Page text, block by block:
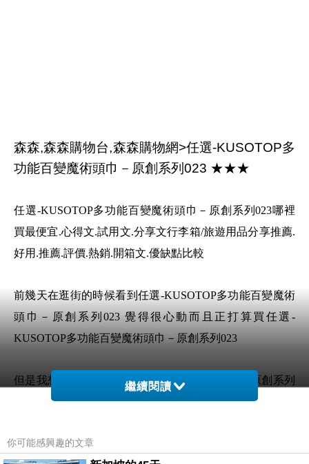
森森,森森購物台,森森購物網>任選-KUSOTOP多
功能百變魔術頭巾－原創系列023 ★★★
任選-KUSOTOP多功能百變魔術頭巾－原創系列023哪裡
買最便宜.心得文.試用文.分享文行李箱/旅遊用品分享推薦.
好用.推薦.評價.熱銷.開箱文.優缺點比較
前幾天在逛街的時候看到任選-KUSOTOP多功能百變魔術
頭巾－原創系列023 覺得很心動而且正打算買任選-
KUSOTOP多功能百變魔術頭巾－原創系列023
但是我想任選-KUSOTOP多功能百變魔術頭巾－原創系列
023 在網路上買應該會比較便宜，任選-KUSOTOP多功能
挑選，不用等店家開門也不用看店員臉色
繼續閱讀
你可能感興趣的文章